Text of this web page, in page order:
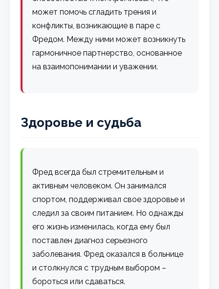
может помочь сгладить трения и
конфликты, возникающие в паре с
Фредом. Между ними может возникнуть
гармоничное партнерство, основанное
на взаимопонимании и уважении.
Здоровье и судьба
Фред всегда был стремительным и
активным человеком. Он занимался
спортом, поддерживал свое здоровье и
следил за своим питанием. Но однажды
его жизнь изменилась, когда ему был
поставлен диагноз серьезного
заболевания. Фред оказался в больнице
и столкнулся с трудным выбором –
бороться или сдаваться.